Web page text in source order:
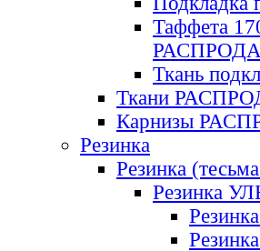
Таффета
Ткань
Ткани
Карнизы
Резинка
Резинка
Резинка